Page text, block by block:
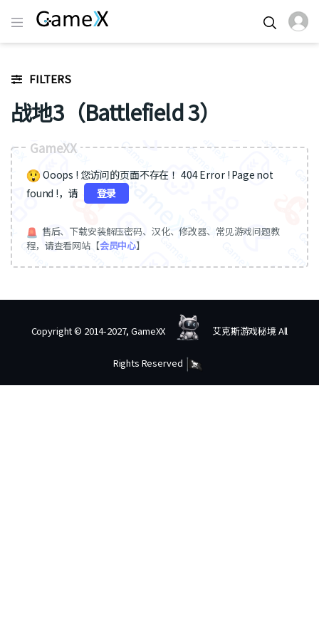
FILTERS
战地3（Battlefield 3）
GameXX
Ooops ! 您访问的页面不存在 ！404 Error ! Page not
found !，请
登录
售后、下载安装解压密码、汉化、修改器、常见游戏问题教
程，请查看网站【会员中心】
Copyright © 2014-2027, GameXX 艾克斯游戏秘境 All
Rights Reserved